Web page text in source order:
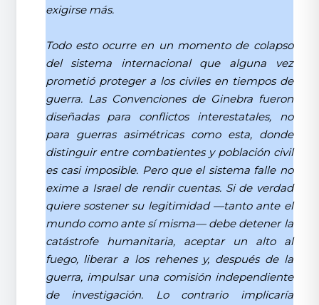
exigirse más.
Todo esto ocurre en un momento de colapso
del sistema internacional que alguna vez
prometió proteger a los civiles en tiempos de
guerra. Las Convenciones de Ginebra fueron
diseñadas para conflictos interestatales, no
para guerras asimétricas como esta, donde
distinguir entre combatientes y población civil
es casi imposible. Pero que el sistema falle no
exime a Israel de rendir cuentas. Si de verdad
quiere sostener su legitimidad —tanto ante el
mundo como ante sí misma— debe detener la
catástrofe humanitaria, aceptar un alto al
fuego, liberar a los rehenes y, después de la
guerra, impulsar una comisión independiente
de investigación. Lo contrario implicaría